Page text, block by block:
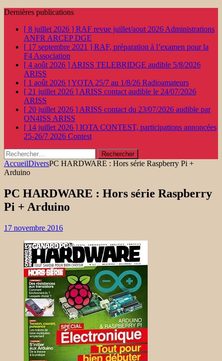
Dernières publications
[ 8 juillet 2026 ] RAF revue juillet/aout 2026 Administrations
ANFR ARCEP DGE
[ 17 septembre 2021 ] RAF, préparation à l’examen pour la
F4 Association
[ 4 août 2026 ] ARISS TELEBRIDGE audible 5/8/2026
ARISS
[ 1 août 2026 ]YOTA 25/7 au 1/8/26 Radioamateurs
[ 21 juillet 2026 ] ARISS contact audible le 24/07/2026
ARISS
[ 20 juillet 2026 ] ARISS contact du 23/07/2026 audible par
ON4ISS ARISS
[ 14 juillet 2026 ] IOTA CONTEST, participations annoncées
25-26/7 2026 Contest
Rechercher :
AccueilDiversPC HARDWARE : Hors série Raspberry Pi +
Arduino
PC HARDWARE : Hors série Raspberry
Pi + Arduino
17 novembre 2016